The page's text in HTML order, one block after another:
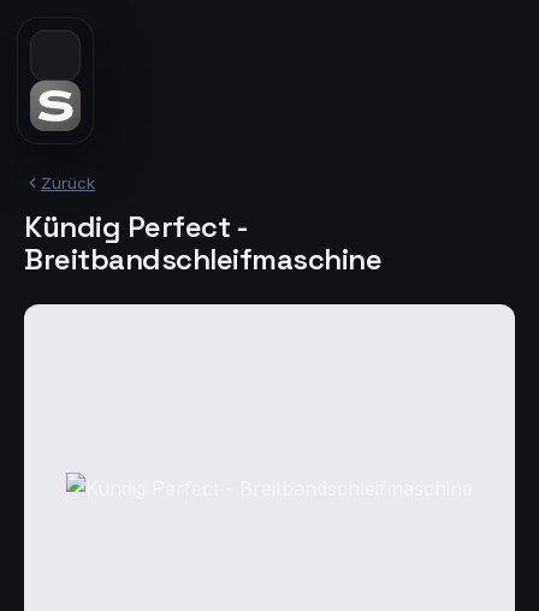
Zurück
Kündig Perfect -
Breitbandschleifmaschine